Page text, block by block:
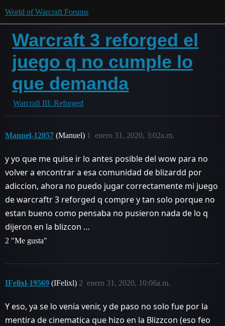
World of Warcraft Forums
Warcraft 3 reforged el
juego q no cumple lo
que demanda
Warcraft III: Reforged
Manuel-12057 (Manuel) enero 31, 2020, 3:02a.m.
1
y yo que me quise ir lo antes posible del wow para no
volver a encontrar a esa comunidad de blizardd por
adiccion, ahora no puedo jugar correctamente mi juego
de warcraftr 3 reforged q compre y tan solo porque no
estan bueno como pensaba no pusieron nada de lo q
dijeron en la blizcon …
2 "Me gusta"
IFelixl-19569 (IFelixl) enero 31, 2020, 10:06a.m.
2
Y eso, ya se lo venia venir, y de paso no solo fue por la
mentira de cinematica que hizo en la Blizzcon (eso feo